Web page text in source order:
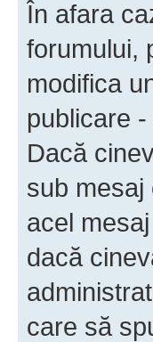
În afara
forumului,
modifica
publicare
Dacă
sub mesaj
acel
dacă
care să